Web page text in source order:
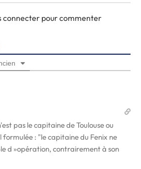
connecter pour commenter
pas le capitaine de Toulouse ou
formulée : "le capitaine du Fenix ne
d »opération, contrairement à son